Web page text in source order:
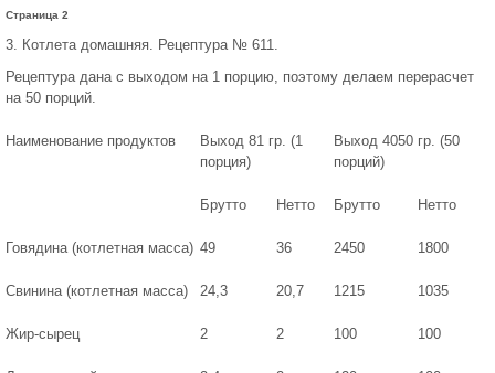
Страница 2
3. Котлета домашняя. Рецептура № 611.
Рецептура дана с выходом на 1 порцию, поэтому делаем перерасчет
на 50 порций.
Наименование продуктов
Выход 81 гр. (1
порция)
Выход 4050 гр. (50
порций)
Брутто Нетто Брутто Нетто
Говядина (котлетная масса) 49 36 2450 1800
Свинина (котлетная масса) 24,3 20,7 1215 1035
Жир-сырец 2 2 100 100